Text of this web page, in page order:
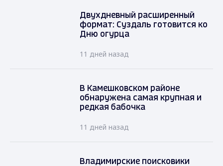
Двухдневный расширенный
формат: Суздаль готовится ко
Дню огурца
11 дней назад
В Камешковском районе
обнаружена самая крупная и
редкая бабочка
11 дней назад
Владимирские поисковики